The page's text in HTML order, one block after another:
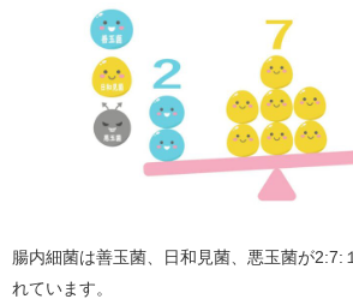
腸内細菌は善玉菌、日和見菌、悪玉菌が2:7:
れています。